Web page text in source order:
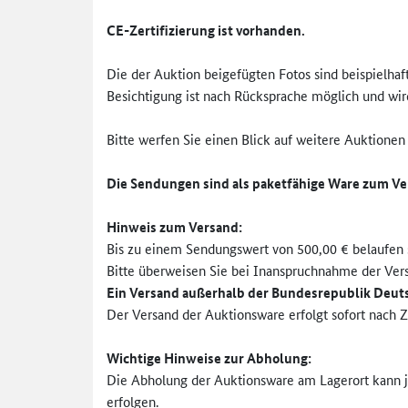
CE-Zertifizierung ist vorhanden.
Die der Auktion beigefügten Fotos sind
Besichtigung ist nach Rücksprache möglich und
Bitte werfen Sie einen Blick auf weitere
Die Sendungen sind als paketfähige Ware zum
Hinweis zum Versand:
Bis zu einem Sendungswert von 500,00 €
Bitte überweisen Sie bei Inanspruchnahme der
Ein Versand außerhalb der Bundesrepublik
Der Versand der Auktionsware erfolgt sofort nach
Wichtige Hinweise zurAbholung:
Die Abholung der Auktionsware am Lagerort
erfolgen.